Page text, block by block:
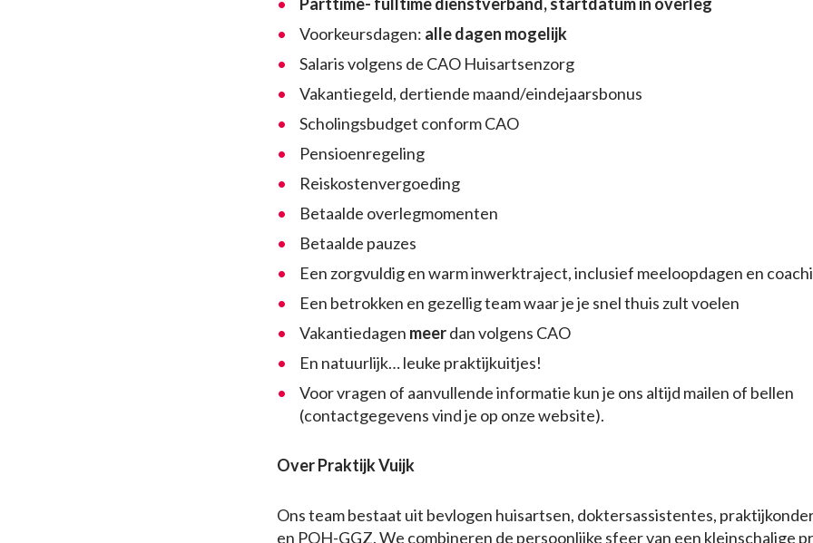
Voorkeursdagen: alle dagen mogelijk
Salaris volgens de CAO Huisartsenzorg
Vakantiegeld, dertiende maand/eindejaarsbonus
Scholingsbudget conform CAO
Pensioenregeling
Reiskostenvergoeding
Betaalde overlegmomenten
Betaalde pauzes
Een zorgvuldig en warm inwerktraject, inclusief meeloopdagen en
Een betrokken en gezellig team waar je je snel thuis zult voelen
Vakantiedagen meerdan volgens CAO
En natuurlijk… leuke praktijkuitjes!
Voor vragen of aanvullende informatie kun je ons altijd mailen of bellen
(contactgegevens vind je op onze website).
Over Praktijk Vuijk
Ons team bestaat uit bevlogen huisartsen, doktersassistentes,
en POH-GGZ. We combineren de persoonlijke sfeer van een kleinschalige